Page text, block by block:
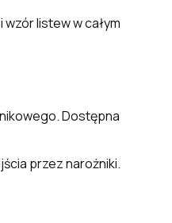
listew w całym
Dostępna
przez narożniki.